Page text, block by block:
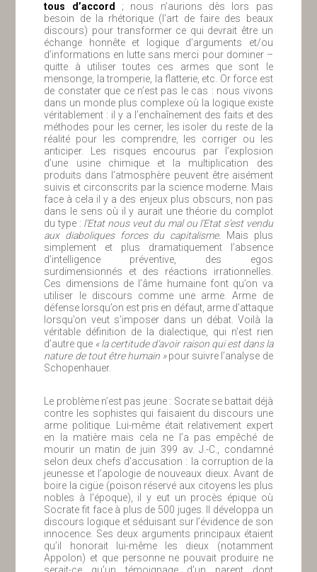
tous d’accord
; nous n’aurions dès lors pas
besoin de la rhétorique (l’art de faire des beaux
discours) pour transformer ce qui devrait être un
échange honnête et logique d’arguments et/ou
d’informations en lutte sans merci pour dominer –
quitte à utiliser toutes ces armes que sont le
mensonge, la tromperie, la flatterie, etc. Or force est
de constater que ce n’est pas le cas : nous vivons
dans un monde plus complexe où la logique existe
véritablement : il y a l’enchaînement des faits et des
méthodes pour les cerner, les isoler du reste de la
réalité pour les comprendre, les corriger ou les
anticiper. Les risques encourus par l’explosion
d’une usine chimique et la multiplication des
produits dans l’atmosphère peuvent être aisément
suivis et circonscrits par la science moderne. Mais
face à cela il y a des enjeux plus obscurs, non pas
dans le sens où il y aurait une théorie du complot
du type : l’Etat nous veut du mal ou l’Etat s’est vendu
aux diaboliques forces du capitalisme. Mais plus
simplement et plus dramatiquement l’absence
d’intelligence préventive, des egos
surdimensionnés et des réactions irrationnelles.
Ces dimensions de l’âme humaine font qu’on va
utiliser le discours comme une arme. Arme de
défense lorsqu’on est pris en défaut, arme d’attaque
lorsqu’on veut s’imposer dans un débat. Voilà la
véritable définition de la dialectique, qui n’est rien
d’autre que « la certitude d’avoir raison qui est dans la
nature de tout être humain »pour suivre l’analyse de
Schopenhauer.
Le problème n’est pas jeune : Socrate se battait déjà
contre les sophistes qui faisaient du discours une
arme politique. Lui-même était relativement expert
en la matière mais cela ne l’a pas empêché de
mourir un matin de juin 399 av. J.-C., condamné
selon deux chefs d’accusation : la corruption de la
jeunesse et l’apologie de nouveaux dieux. Avant de
boire la cigüe (poison réservé aux citoyens les plus
nobles à l’époque), il y eut un procès épique où
Socrate fit face à plus de 500 juges. Il développa un
discours logique et séduisant sur l’évidence de son
innocence. Ses deux arguments principaux étaient
qu’il honorait lui-même les dieux (notamment
Appolon) et que personne ne pouvait produire ne